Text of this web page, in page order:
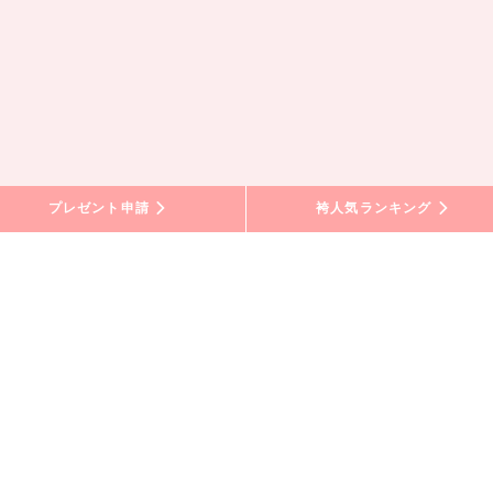
プレゼント申請 袴人気ランキング